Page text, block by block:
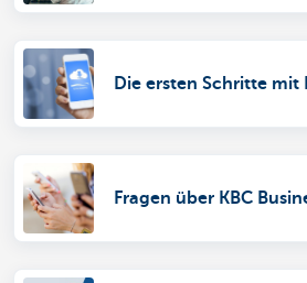
Die ersten Schritte mit
Fragen über KBC